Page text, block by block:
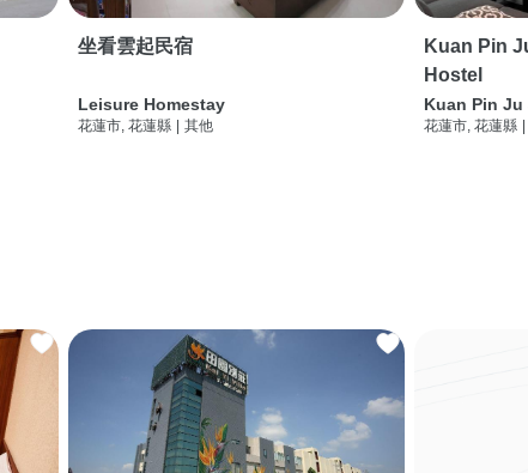
坐看雲起民宿
Leisure Homestay
花蓮市, 花蓮縣 其他
Kuan Pin
Hostel
Kuan Pin
花蓮市, 花蓮縣